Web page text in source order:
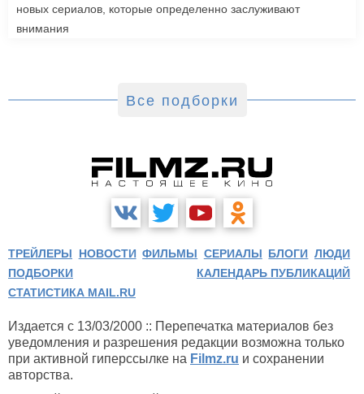
новых сериалов, которые определенно заслуживают
внимания
Все подборки
ТРЕЙЛЕРЫ НОВОСТИ ФИЛЬМЫ СЕРИАЛЫ БЛОГИ ЛЮДИ
ПОДБОРКИ
КАЛЕНДАРЬ ПУБЛИКАЦИЙ
СТАТИСТИКА MAIL.RU
Издается с 13/03/2000 :: Перепечатка материалов без
уведомления и разрешения редакции возможна только
при активной гиперссылке на Filmz.ru и сохранении
авторства.